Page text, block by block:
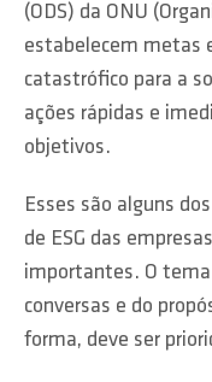
(ODS) da ONU
estabelecem metas
catastrófico para a
ações rápidas e
objetivos.
Esses são alguns
de ESG das
importantes. O
conversas e do
forma, deve ser